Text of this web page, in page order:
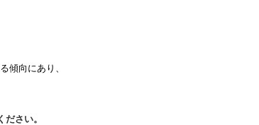
傾向にあり、
さい。